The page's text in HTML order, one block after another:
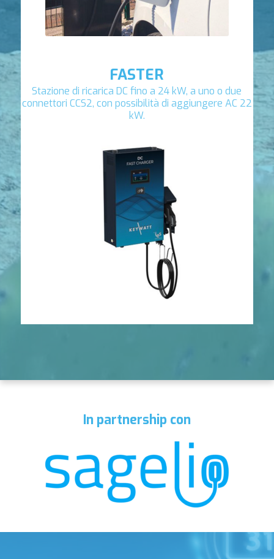
FASTER
Stazione di ricarica DC fino a 24 kW, a uno o due
connettori CCS2, con possibilità di aggiungere AC 22
kW.
In partnership con